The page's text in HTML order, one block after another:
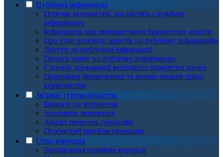
Публічна інформація
Перелік відомостей, що містять службову
інформацію
Інформація про використання бюджетних коштів
Про стан розгляду запитів на публічну інформацію
Доступ до публічної інформації
Подати запит на публічну інформацію
Єдиний державний вебпортал відкритих даних
Принципи формування та розмір оплати праці
керівництва
Зв'язки з громадськістю
Вимоги до звернення
Залишити звернення
Аналіз звернень громадян
Особистий прийом громадян
Стоп корупція
Запобігання проявам корупції